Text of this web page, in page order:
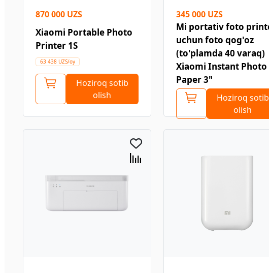
870 000 UZS
Xiaomi Portable Photo
Printer 1S
63 438 UZS/oy
Hoziroq sotib
olish
345 000 UZS
Mi portativ foto
uchun foto qog'oz
(to'plamda 40 varaq)
Xiaomi Instant Photo
Paper 3"
Hoziroq sotib
olish